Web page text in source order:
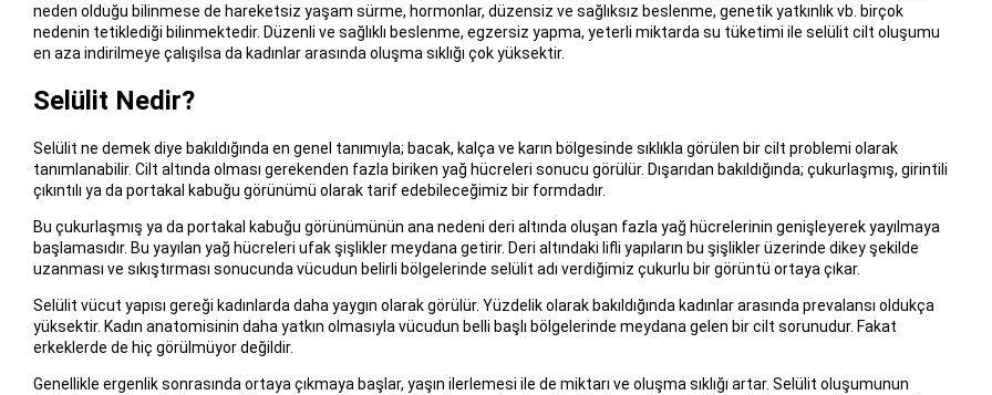
neden olduğu bilinmese de hareketsiz yaşam sürme, hormonlar, düzensiz ve sağlıksız beslenme, genetik yatkınlık vb. birçok
nedenin tetiklediği bilinmektedir. Düzenli ve sağlıklı beslenme, egzersiz yapma, yeterli miktarda su tüketimi ile selülit cilt oluşumu
en aza indirilmeye çalışılsa da kadınlar arasında oluşma sıklığı çok yüksektir.
Selülit Nedir?
Selülit ne demek diye bakıldığında en genel tanımıyla; bacak, kalça ve karın bölgesinde sıklıkla görülen bir cilt problemi olarak
tanımlanabilir. Cilt altında olması gerekenden fazla biriken yağ hücreleri sonucu görülür. Dışarıdan bakıldığında; çukurlaşmış, girintili
çıkıntılı ya da portakal kabuğu görünümü olarak tarif edebileceğimiz bir formdadır.
Bu çukurlaşmış ya da portakal kabuğu görünümünün ana nedeni deri altında oluşan fazla yağ hücrelerinin genişleyerek yayılmaya
başlamasıdır. Bu yayılan yağ hücreleri ufak şişlikler meydana getirir. Deri altındaki lifli yapıların bu şişlikler üzerinde dikey şekilde
uzanması ve sıkıştırması sonucunda vücudun belirli bölgelerinde selülit adı verdiğimiz çukurlu bir görüntü ortaya çıkar.
Selülit vücut yapısı gereği kadınlarda daha yaygın olarak görülür. Yüzdelik olarak bakıldığında kadınlar arasında prevalansı oldukça
yüksektir. Kadın anatomisinin daha yatkın olmasıyla vücudun belli başlı bölgelerinde meydana gelen bir cilt sorunudur. Fakat
erkeklerde de hiç görülmüyor değildir.
Genellikle ergenlik sonrasında ortaya çıkmaya başlar, yaşın ilerlemesi ile de miktarı ve oluşma sıklığı artar. Selülit oluşumunun